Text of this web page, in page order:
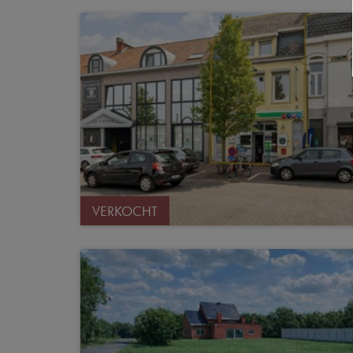
VERKOCHT